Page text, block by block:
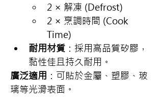
2 × 解凍 (Defrost)
2 × 烹調時間 (Cook
Time)
耐用材質 ：採用高品質矽膠，
黏性佳且持久耐用。
廣泛適用 ：可貼於金屬、塑膠、玻
璃等光滑表面。